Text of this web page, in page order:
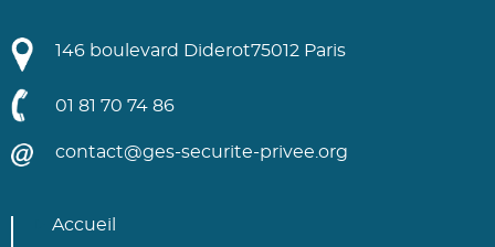
146 boulevard Diderot75012 Paris
01 81 70 74 86
contact@ges-securite-privee.org
Accueil